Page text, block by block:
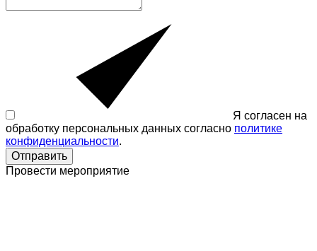
Я согласен на
обработку персональных данных согласно политике
конфиденциальности.
Отправить
Провести мероприятие